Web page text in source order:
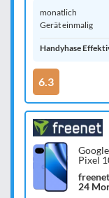
monatlich
Gerät einmalig
Handyhase
6.3
Google
Pixel
24